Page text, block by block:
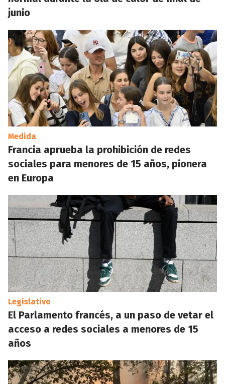
junio
Medida
Francia aprueba la prohibición de redes
sociales para menores de 15 años, pionera
en Europa
Legislativo
El Parlamento francés, a un paso de vetar el
acceso a redes sociales a menores de 15
años